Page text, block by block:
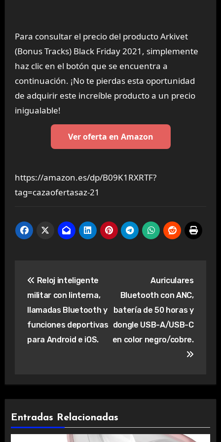
Para consultar el precio del producto Arkivet
(Bonus Tracks) Black Friday 2021, simplemente
haz clic en el botón que se encuentra a
continuación. ¡No te pierdas esta oportunidad
de adquirir este increíble producto a un precio
inigualable!
Ver oferta en Amazon
https://amazon.es/dp/B09K1RXRTF?
tag=cazaofertasaz-21
de
entradas
Reloj inteligente
militar con linterna,
llamadas Bluetooth y
funciones deportivas
para Android e iOS.
Auriculares
Bluetooth con ANC,
batería de 50 horas y
dongle USB-A/USB-C
en color negro/cobre.
Entradas Relacionadas